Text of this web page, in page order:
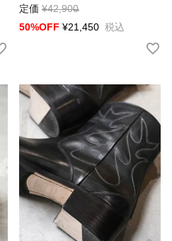
定価 ¥42,900
→
50%OFF ¥21,450 税込